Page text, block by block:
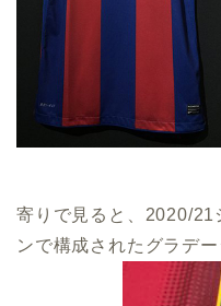
寄りで見ると、2020/21
ンで構成されたグラデ